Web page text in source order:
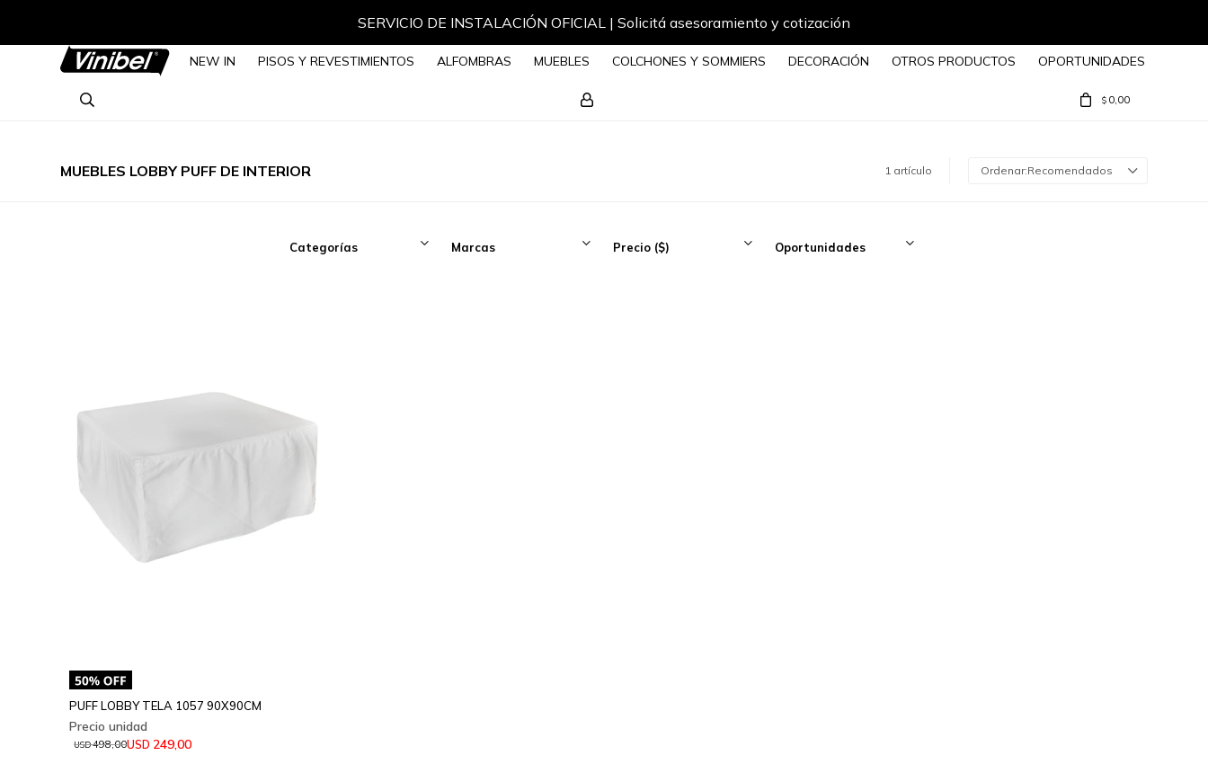
SERVICIO DE INSTALACIÓN OFICIAL | Solicitá asesoramiento y cotización
NEW IN PISOS Y REVESTIMIENTOS ALFOMBRAS MUEBLES COLCHONES Y SOMMIERS DECORACIÓN OTROS PRODUCTOS OPORTUNIDADES
$ 0,00
MUEBLES LOBBY PUFF DE INTERIOR 1 artículo Recomendados
PUFF LOBBY TELA 1057 90X90CM
USD 249,00
USD498,00
Categorías Marcas Precio ($) Oportunidades